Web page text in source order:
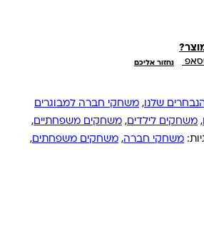
נחזור אליכם
שלנו,משחקי חברה למבוגרים
לילדים,משחקים משפחתיים,
משחקי חברה,משחקים משפחתים,